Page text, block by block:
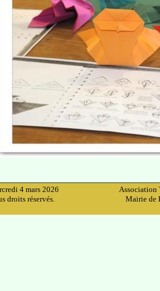
4 mars 2026
droits réservés.
Association
Mairie de